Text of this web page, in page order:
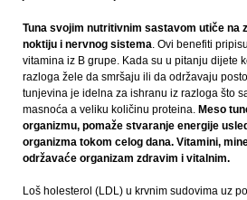
Tuna svojim nutritivnim sastavom utiče na
noktiju i nervnog sistema. Ovi benefiti
vitamina iz B grupe. Kada su u pitanju dijete
razloga žele da smršaju ili da održavaju
tunjevina je idelna za ishranu iz razloga što
masnoća a veliku količinu proteina. Meso
organizmu, pomaže stvaranje energije
organizma tokom celog dana. Vitamini,
održavaće organizam zdravim i vitalnim.
Loš holesterol (LDL) u krvnim sudovima uz